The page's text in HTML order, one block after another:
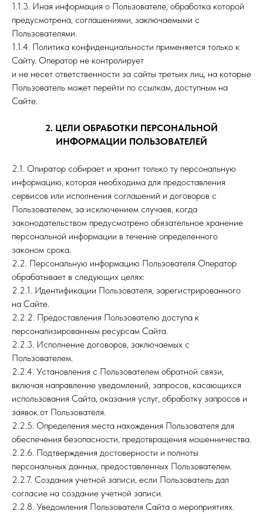
1.1.3. Иная информация о Пользователе, обработка которой
предусмотрена, соглашениями, заключаемыми с
Пользователями.
1.1.4. Политика конфиденциальности применяется только к
Сайту. Оператор не контролирует
и не несет ответственности за сайты третьих лиц, на которые
Пользователь может перейти по ссылкам, доступным на
Сайте.
2. ЦЕЛИ ОБРАБОТКИ ПЕРСОНАЛЬНОЙ
ИНФОРМАЦИИ ПОЛЬЗОВАТЕЛЕЙ
2.1. Опиратор собирает и хранит только ту персональную
информацию, которая необходима для предоставления
сервисов или исполнения соглашений и договоров с
Пользователем, за исключением случаев, когда
законодательством предусмотрено обязательное хранение
персональной информации в течение определенного
законом срока.
2.2. Персональную информацию Пользователя Оператор
обрабатывает в следующих целях:
2.2.1. Идентификации Пользователя, зарегистрированного
на Сайте.
2.2.2. Предоставления Пользователю доступа к
персонализированным ресурсам Сайта.
2.2.3. Исполнение договоров, заключаемых с
Пользователем.
2.2.4. Установления с Пользователем обратной связи,
включая направление уведомлений, запросов, касающихся
использования Сайта, оказания услуг, обработку запросов и
заявок от Пользователя.
2.2.5. Определения места нахождения Пользователя для
обеспечения безопасности, предотвращения мошенничества.
2.2.6. Подтверждения достоверности и полноты
персональных данных, предоставленных Пользователем.
2.2.7. Создания учетной записи, если Пользователь дал
согласие на создание учетной записи.
2.2.8. Уведомления Пользователя Сайта о мероприятиях.